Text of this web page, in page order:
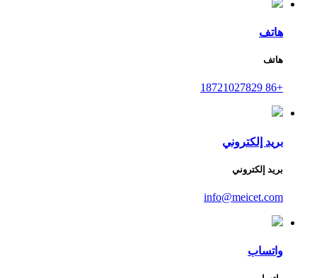
هاتف
هاتف
+86 18721027829
بريد إلكتروني
بريد إلكتروني
info@meicet.com
واتساب